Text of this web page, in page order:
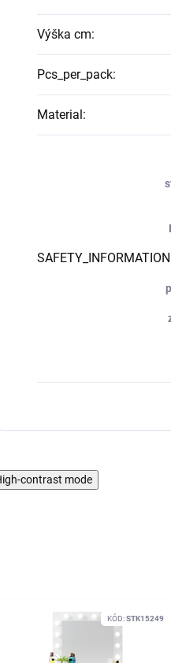
Výška cm:
Pcs_per_pack:
Material:
SAFETY_INFORMATION
contrast mode
KÓD:STK15249